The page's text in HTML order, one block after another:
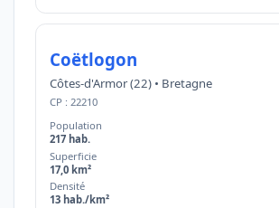
Coëtlogon
Côtes-d'Armor (22) • Bretagne
CP : 22210
Population
217 hab.
Superficie
17,0 km²
Densité
13 hab./km²